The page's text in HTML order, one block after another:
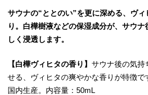
サウナの“ととのい”を更に深める、ヴ
り。白樺樹液などの保湿成分が、サウナ
しく浸透します。
【白樺ヴィヒタの香り】 サウナ後の気持
せる、ヴィヒタの爽やかな香りが特徴で
国内生産。内容量：50mL